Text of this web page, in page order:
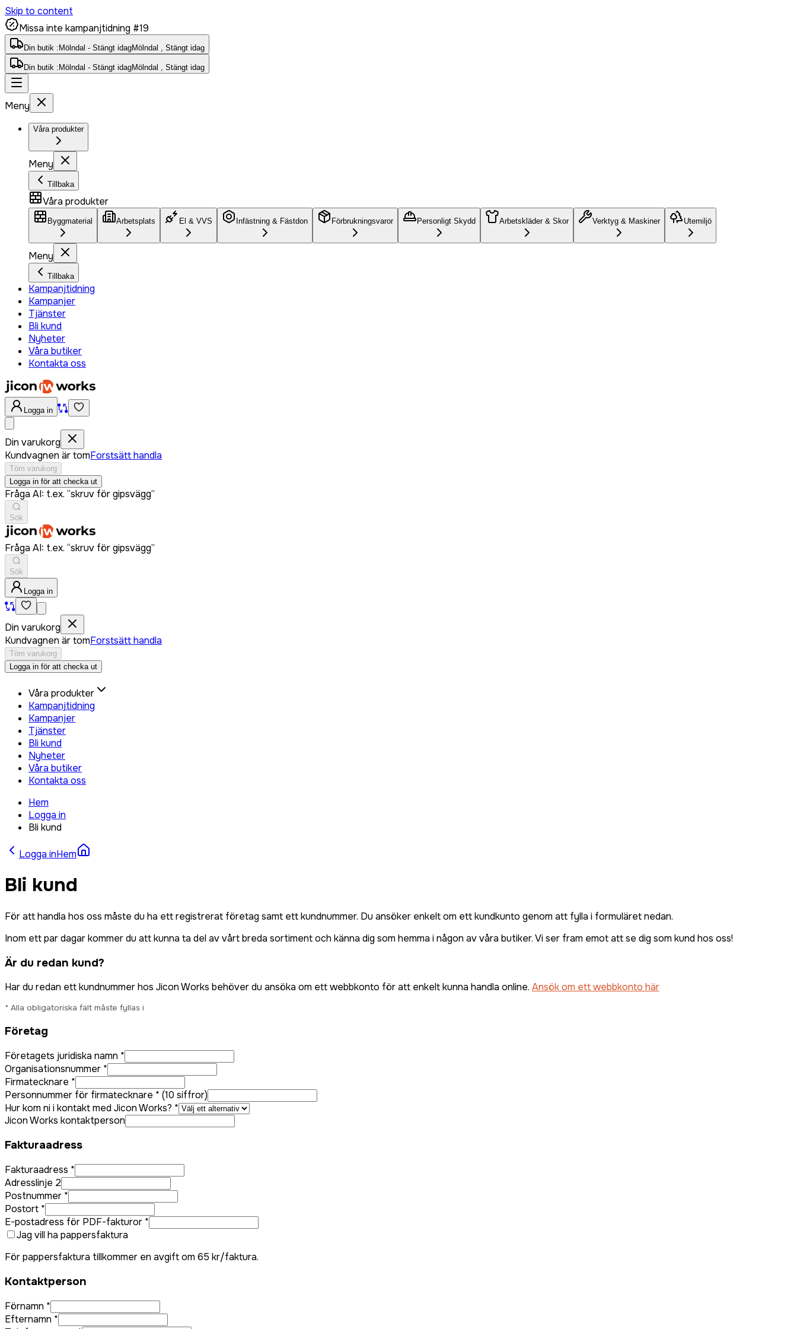
Skip to content
Missa inte kampanjtidning #19
Din butik : Mölndal - Stängt idagMölndal , Stängt idag
Din butik : Mölndal - Stängt idagMölndal , Stängt idag
Meny
Våra produkter
Meny
Tillbaka
Våra produkter
Byggmaterial Arbetsplats El & VVS Infästning & Fästdon Förbrukningsvaror Personligt Skydd Arbetskläder & Skor Verktyg & Maskiner Utemiljö
Meny
Tillbaka
Kampanjtidning
Kampanjer
Tjänster
Bli kund
Nyheter
Våra butiker
Kontakta oss
Logga in
Din varukorg
Kundvagnen är tomForstsätt handla
Töm varukorg
Logga in för att checka ut
Fråga AI: t.ex. “skruv för gipsvägg”
Sök
Fråga AI: t.ex. “skruv för gipsvägg”
Sök
Logga in
Din varukorg
Kundvagnen är tomForstsätt handla
Töm varukorg
Logga in för att checka ut
Våra produkter
Kampanjtidning
Kampanjer
Tjänster
Bli kund
Nyheter
Våra butiker
Kontakta oss
Hem
Logga in
Bli kund
Logga inHem
Bli kund
För att handla hos oss måste du ha ett registrerat företag samt ett kundnummer. Du ansöker enkelt om ett kundkunto genom att fylla i formuläret nedan.
Inom ett par dagar kommer du att kunna ta del av vårt breda sortiment och känna dig som hemma i någon av våra butiker. Vi ser fram emot att se dig som kund hos oss!
Är du redan kund?
Har du redan ett kundnummer hos Jicon Works behöver du ansöka om ett webbkonto för att enkelt kunna handla online. Ansök om ett webbkonto här
* Alla obligatoriska fält måste fyllas i
Företag
Företagets juridiska namn *
Organisationsnummer *
Firmatecknare *
Personnummer för firmatecknare * (10 siffror)
Hur kom ni i kontakt med Jicon Works? *
Jicon Works kontaktperson
Fakturaadress
Fakturaadress *
Adresslinje 2
Postnummer *
Postort *
E-postadress för PDF-fakturor *
Jag vill ha pappersfaktura
För pappersfaktura tillkommer en avgift om 65 kr/faktura.
Kontaktperson
Förnamn *
Efternamn *